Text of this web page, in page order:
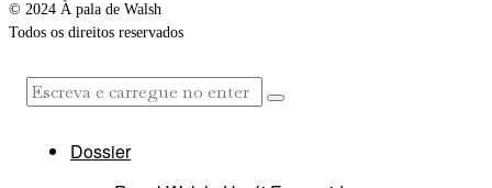
© 2024 À pala de Walsh
Todos os direitos reservados
Dossier